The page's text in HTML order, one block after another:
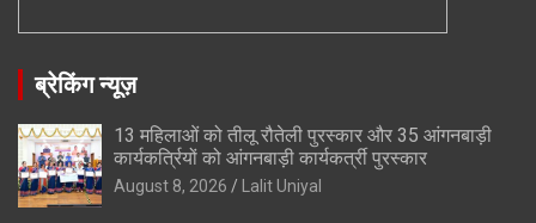
ब्रेकिंग न्यूज़
13 महिलाओं को तीलू रौतेली पुरस्कार और 35 आंगनबाड़ी
कार्यकर्त्रियों को आंगनबाड़ी कार्यकर्त्री पुरस्कार
August 8, 2026 Lalit Uniyal